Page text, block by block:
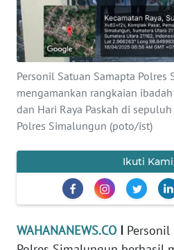
Personil Satuan Samapta
mengamankan rangkaian
dan Hari Raya Paskah di
Polres Simalungun (poto/ist)
Ikuti
WAHANANEWS.CO I Personil
INFO
IKLAN
TENTANG
PEDOMAN
SIBER
KARIR